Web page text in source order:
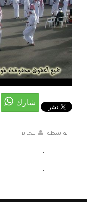
بواسطة :
التحرير